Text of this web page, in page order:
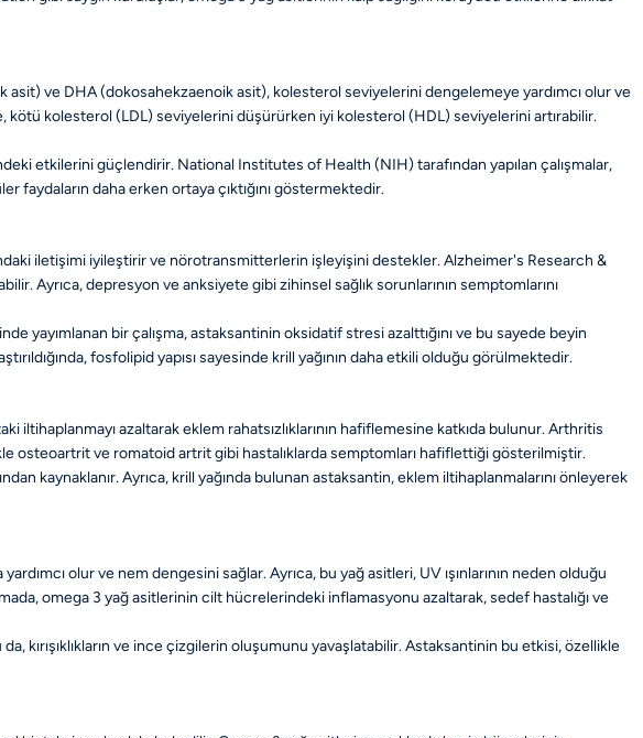
asit) ve DHA (dokosahekzaenoik asit), kolesterol seviyelerini dengelemeye yardımcı olur ve
kolesterol (LDL) seviyelerini düşürürken iyi kolesterol (HDL) seviyelerini artırabilir.
etkilerini güçlendirir. National Institutes of Health (NIH) tarafından yapılan çalışmalar,
faydaların daha erken ortaya çıktığını göstermektedir.
iletişimi iyileştirir ve nörotransmitterlerin işleyişini destekler. Alzheimer's Research &
Ayrıca, depresyon ve anksiyete gibi zihinsel sağlık sorunlarının semptomlarını
yayımlanan bir çalışma, astaksantinin oksidatif stresi azalttığını ve bu sayede beyin
fosfolipid yapısı sayesinde krill yağının daha etkili olduğu görülmektedir.
iltihaplanmayı azaltarak eklem rahatsızlıklarının hafiflemesine katkıda bulunur. Arthritis
osteoartrit ve romatoid artrit gibi hastalıklarda semptomları hafiflettiği gösterilmiştir.
kaynaklanır. Ayrıca, krill yağında bulunan astaksantin, eklem iltihaplanmalarını önleyerek
olur ve nem dengesini sağlar. Ayrıca, bu yağ asitleri, UV ışınlarının neden olduğu
omega 3 yağ asitlerinin cilt hücrelerindeki inflamasyonu azaltarak, sedef hastalığı ve
kırışıklıkların ve ince çizgilerin oluşumunu yavaşlatabilir. Astaksantinin bu etkisi, özellikle